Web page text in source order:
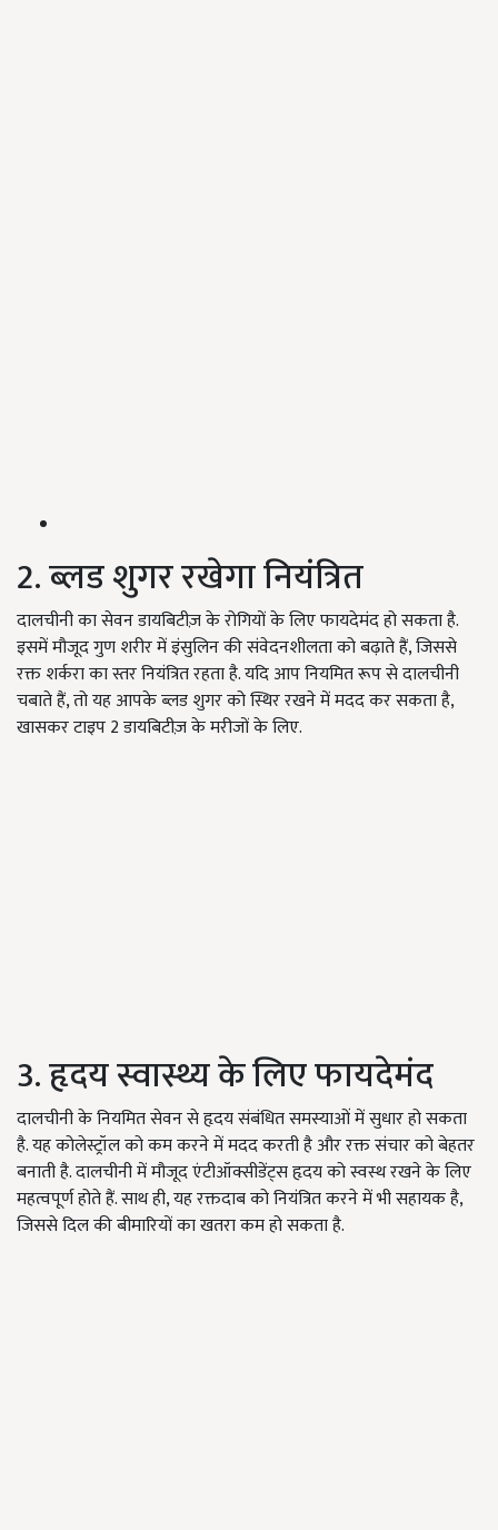
2. ब्लड शुगर रखेगा नियंत्रित
दालचीनी का सेवन डायबिटीज़ के रोगियों के लिए फायदेमंद हो सकता है.
इसमें मौजूद गुण शरीर में इंसुलिन की संवेदनशीलता को बढ़ाते हैं, जिससे
रक्त शर्करा का स्तर नियंत्रित रहता है. यदि आप नियमित रूप से दालचीनी
चबाते हैं, तो यह आपके ब्लड शुगर को स्थिर रखने में मदद कर सकता है,
खासकर टाइप 2 डायबिटीज़ के मरीजों के लिए.
3. हृदय स्वास्थ्य के लिए फायदेमंद
दालचीनी के नियमित सेवन से हृदय संबंधित समस्याओं में सुधार हो सकता
है. यह कोलेस्ट्रॉल को कम करने में मदद करती है और रक्त संचार को बेहतर
बनाती है. दालचीनी में मौजूद एंटीऑक्सीडेंट्स हृदय को स्वस्थ रखने के लिए
महत्वपूर्ण होते हैं. साथ ही, यह रक्तदाब को नियंत्रित करने में भी सहायक है,
जिससे दिल की बीमारियों का खतरा कम हो सकता है.